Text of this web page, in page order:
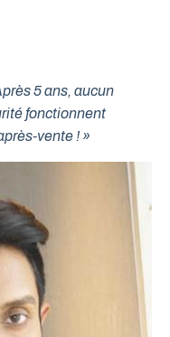
5 ans, aucun
fonctionnent
vente ! »